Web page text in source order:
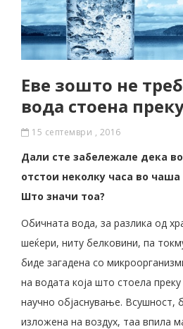
Еве зошто не
вода стоена
15 септември , 2016
Дали сте забележале дека
отстои неколку часа во
Што значи тоа?
Обичната вода, за разлика од
шеќери, ниту белковини, па
биде загадена со
на водата која што стоела
научно објаснување. Всушност,
изложена на воздух, таа впила